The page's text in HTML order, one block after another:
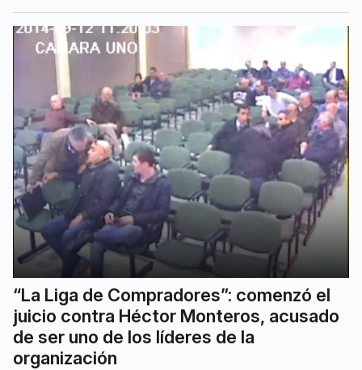
“La Liga de Compradores”: comenzó el
juicio contra Héctor Monteros, acusado
de ser uno de los líderes de la
organización